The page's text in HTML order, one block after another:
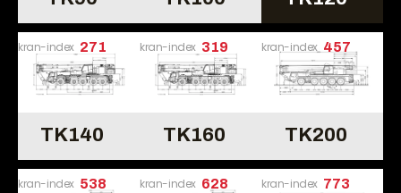
kran-index 271
TK140
kran-index 319
TK160
kran-index 457
TK200
kran-index 538 kran-index 628 kran-index 773